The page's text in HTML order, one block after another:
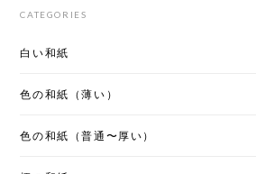
CATEGORIES
白い和紙
色の和紙（薄い）
色の和紙（普通〜厚い）